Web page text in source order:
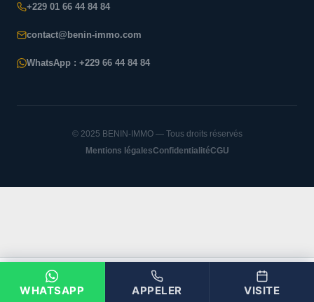
WHATSAPP APPELER VISITE
BENIN-IMMO
+229 01 66 44 84 84
contact@benin-immo.com
WhatsApp : +229 66 44 84 84
© 2025 BENIN-IMMO — Tous droits réservés
Mentions légalesConfidentialitéCGU